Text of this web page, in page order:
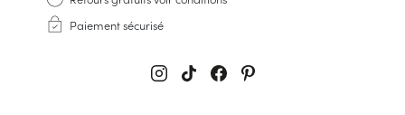
Derbies & Richelieu
Richelieus Homme
Sandales & Espadrilles
Paiement sécurisé